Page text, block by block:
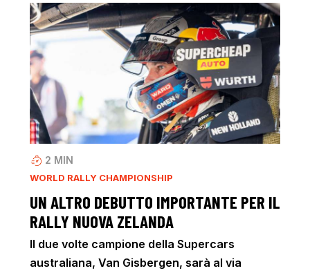
2 MIN
WORLD RALLY CHAMPIONSHIP
UN ALTRO DEBUTTO IMPORTANTE PER IL
RALLY NUOVA ZELANDA
Il due volte campione della Supercars
australiana, Van Gisbergen, sarà al via